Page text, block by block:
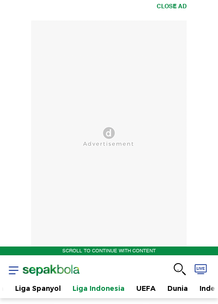
CLOSE AD
SCROLL TO CONTINUE WITH CONTENT
Liga Spanyol Liga Indonesia UEFA Dunia